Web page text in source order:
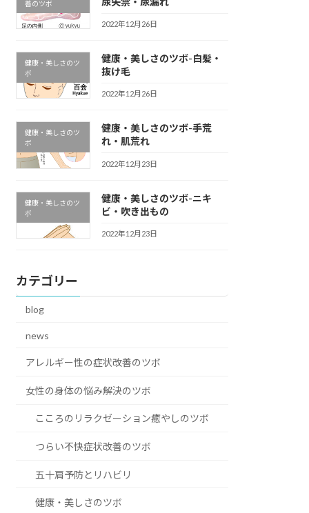
善のツボ
2022年12月26日
健康・美しさのツ
ボ
健康・美しさのツボ-白髪・
抜け毛
2022年12月26日
健康・美しさのツ
ボ
健康・美しさのツボ-手荒
れ・肌荒れ
2022年12月23日
健康・美しさのツ
ボ
健康・美しさのツボ-ニキ
ビ・吹き出もの
2022年12月23日
カテゴリー
blog
news
アレルギー性の症状改善のツボ
女性の身体の悩み解決のツボ
こころのリラクゼーション癒やしのツボ
つらい不快症状改善のツボ
五十肩予防とリハビリ
健康・美しさのツボ